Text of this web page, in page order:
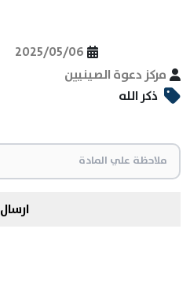
مركز دعوة الصينيين
2025/05/06
ذكر الله
ارسال